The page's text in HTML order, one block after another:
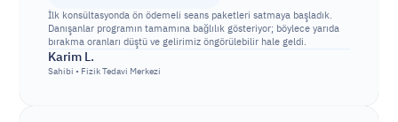
inyad'dan önce müşteriler randevu almak için arardı ve çoğu zaman
onları kaçırırdık. Şimdi ise seanslarını istedikleri zaman çevrim içi
rezerve ediyorlar; takvimimiz doluyor, biz de tedaviye odaklanıyoruz.
Sara M.
Sahibi • Fizik Tedavi Merkezi
İlk konsültasyonda ön ödemeli seans paketleri satmaya başladık.
Danışanlar programın tamamına bağlılık gösteriyor; böylece yarıda
bırakma oranları düştü ve gelirimiz öngörülebilir hale geldi.
Karim L.
Sahibi • Fizik Tedavi Merkezi